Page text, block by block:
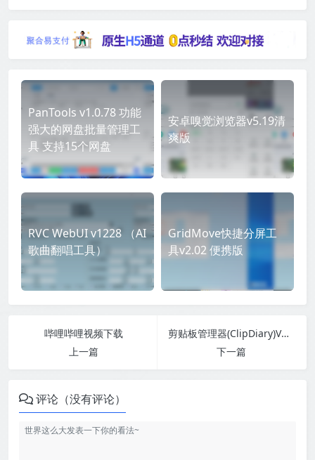
PanTools v1.0.78 功能
强大的网盘批量管理工
具 支持15个网盘
安卓嗅觉浏览器v5.19清
爽版
RVC WebUI v1228 （AI
歌曲翻唱工具）
GridMove快捷分屏工
具v2.02 便携版
哔哩哔哩视频下载
上一篇
剪贴板管理器(ClipDiary)V5.6
下一篇
评论（没有评论）